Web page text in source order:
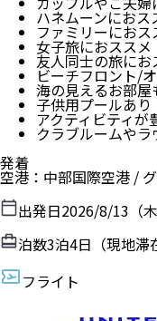
ハネムーンにおス
ファミリーにおス
女子旅におススメ
友人同士の旅にお
ビーチフロント/
海の見えるお部屋
子供用プールあり
アクティビティが
クラブルームや
発着
空港 ： 中部国際空港 /
出発日2026/8/13（木
泊数3泊4日（現地滞
フライト